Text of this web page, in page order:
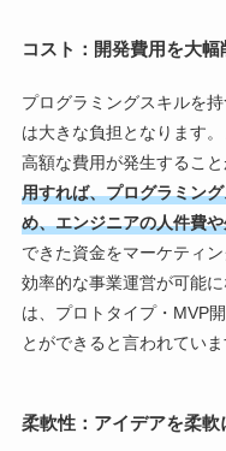
コスト：開発費用を大
プログラミングスキルを
は大きな負担となります
高額な費用が発生すること
用すれば、プログラミン
め、エンジニアの人件費
できた資金をマーケティ
効率的な事業運営が可能
は、プロトタイプ・MVP
とができると言われていま
柔軟性：アイデアを柔